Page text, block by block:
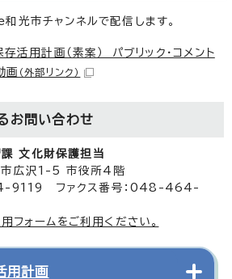
市チャンネルで配信します。
活用計画（素案） パブリック・コメント
画 （外部リンク）
お問い合わせ
文化財保護担当
広沢1-5 市役所4階
9119 ファクス番号：048-464-
フォームをご利用ください。
用計画